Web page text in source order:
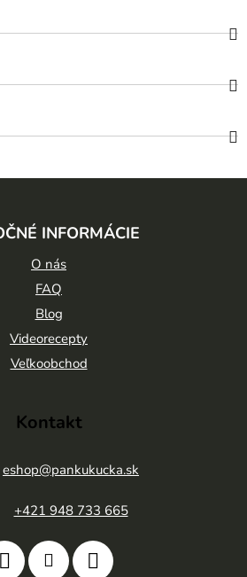
INFORMÁCIE
O nás
FAQ
Blog
Videorecepty
Veľkoobchod
Kontakt
eshop@pankukucka.sk
+421 948 733 665